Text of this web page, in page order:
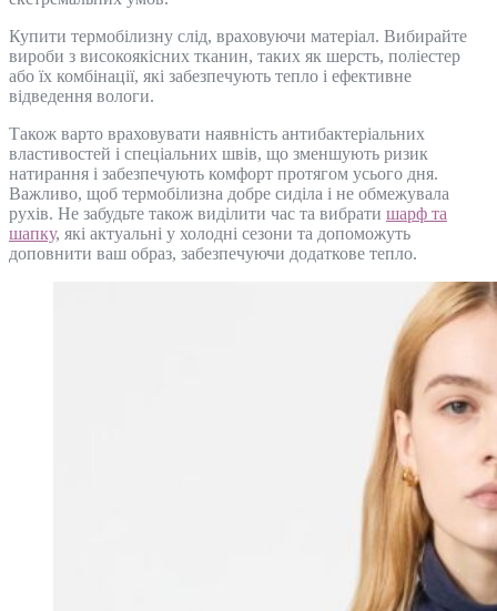
Купити термобілизну слід, враховуючи матеріал. Вибирайте
вироби з високоякісних тканин, таких як шерсть, поліестер
або їх комбінації, які забезпечують тепло і ефективне
відведення вологи.
Також варто враховувати наявність антибактеріальних
властивостей і спеціальних швів, що зменшують ризик
натирання і забезпечують комфорт протягом усього дня.
Важливо, щоб термобілизна добре сиділа і не обмежувала
рухів. Не забудьте також виділити час та вибрати шарф та
шапку, які актуальні у холодні сезони та допоможуть
доповнити ваш образ, забезпечуючи додаткове тепло.